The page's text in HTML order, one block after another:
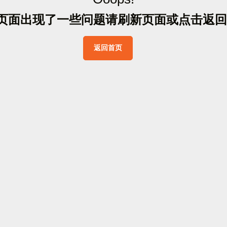
面出现了一些问题请刷新页面或点击返 回
返回首页